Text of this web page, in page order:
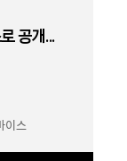
공개...
이스